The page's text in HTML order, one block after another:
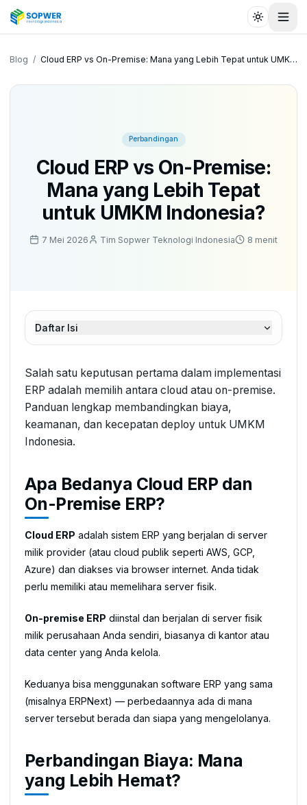
Toggle
Blog / Cloud ERP vs On-Premise: Mana yang Lebih Tepat untuk UMKM Indonesia?
Perbandingan
Cloud ERP vs On-Premise:
Mana yang Lebih Tepat
untuk UMKM Indonesia?
7 Mei 2026 Tim Sopwer Teknologi Indonesia 8 menit
Daftar Isi
Salah satu keputusan pertama dalam implementasi
ERP adalah memilih antara cloud atau on-premise.
Panduan lengkap membandingkan biaya,
keamanan, dan kecepatan deploy untuk UMKM
Indonesia.
Apa Bedanya Cloud ERP dan
On-Premise ERP?
Cloud ERP adalah sistem ERP yang berjalan di server
milik provider (atau cloud publik seperti AWS, GCP,
Azure) dan diakses via browser internet. Anda tidak
perlu memiliki atau memelihara server fisik.
On-premise ERP diinstal dan berjalan di server fisik
milik perusahaan Anda sendiri, biasanya di kantor atau
data center yang Anda kelola.
Keduanya bisa menggunakan software ERP yang sama
(misalnya ERPNext) — perbedaannya ada di mana
server tersebut berada dan siapa yang mengelolanya.
Perbandingan Biaya: Mana
yang Lebih Hemat?